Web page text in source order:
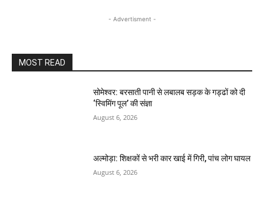
- Advertisment -
MOST READ
सोमेश्वर: बरसाती पानी से लबालब सड़क के गड्ढों को दी
‘स्विमिंग पूल’ की संज्ञा
August 6, 2026
अल्मोड़ा: शिक्षकों से भरी कार खाई में गिरी, पांच लोग घायल
August 6, 2026